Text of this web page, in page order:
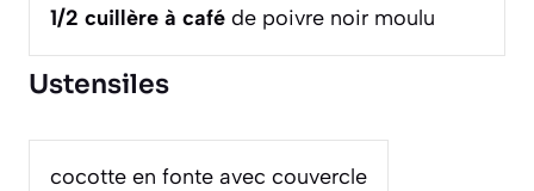
1/2 cuillère à café de poivre noir moulu
Ustensiles
cocotte en fonte avec couvercle